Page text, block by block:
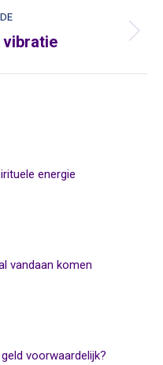
vibratie
energie
vandaan komen
voorwaardelijk?